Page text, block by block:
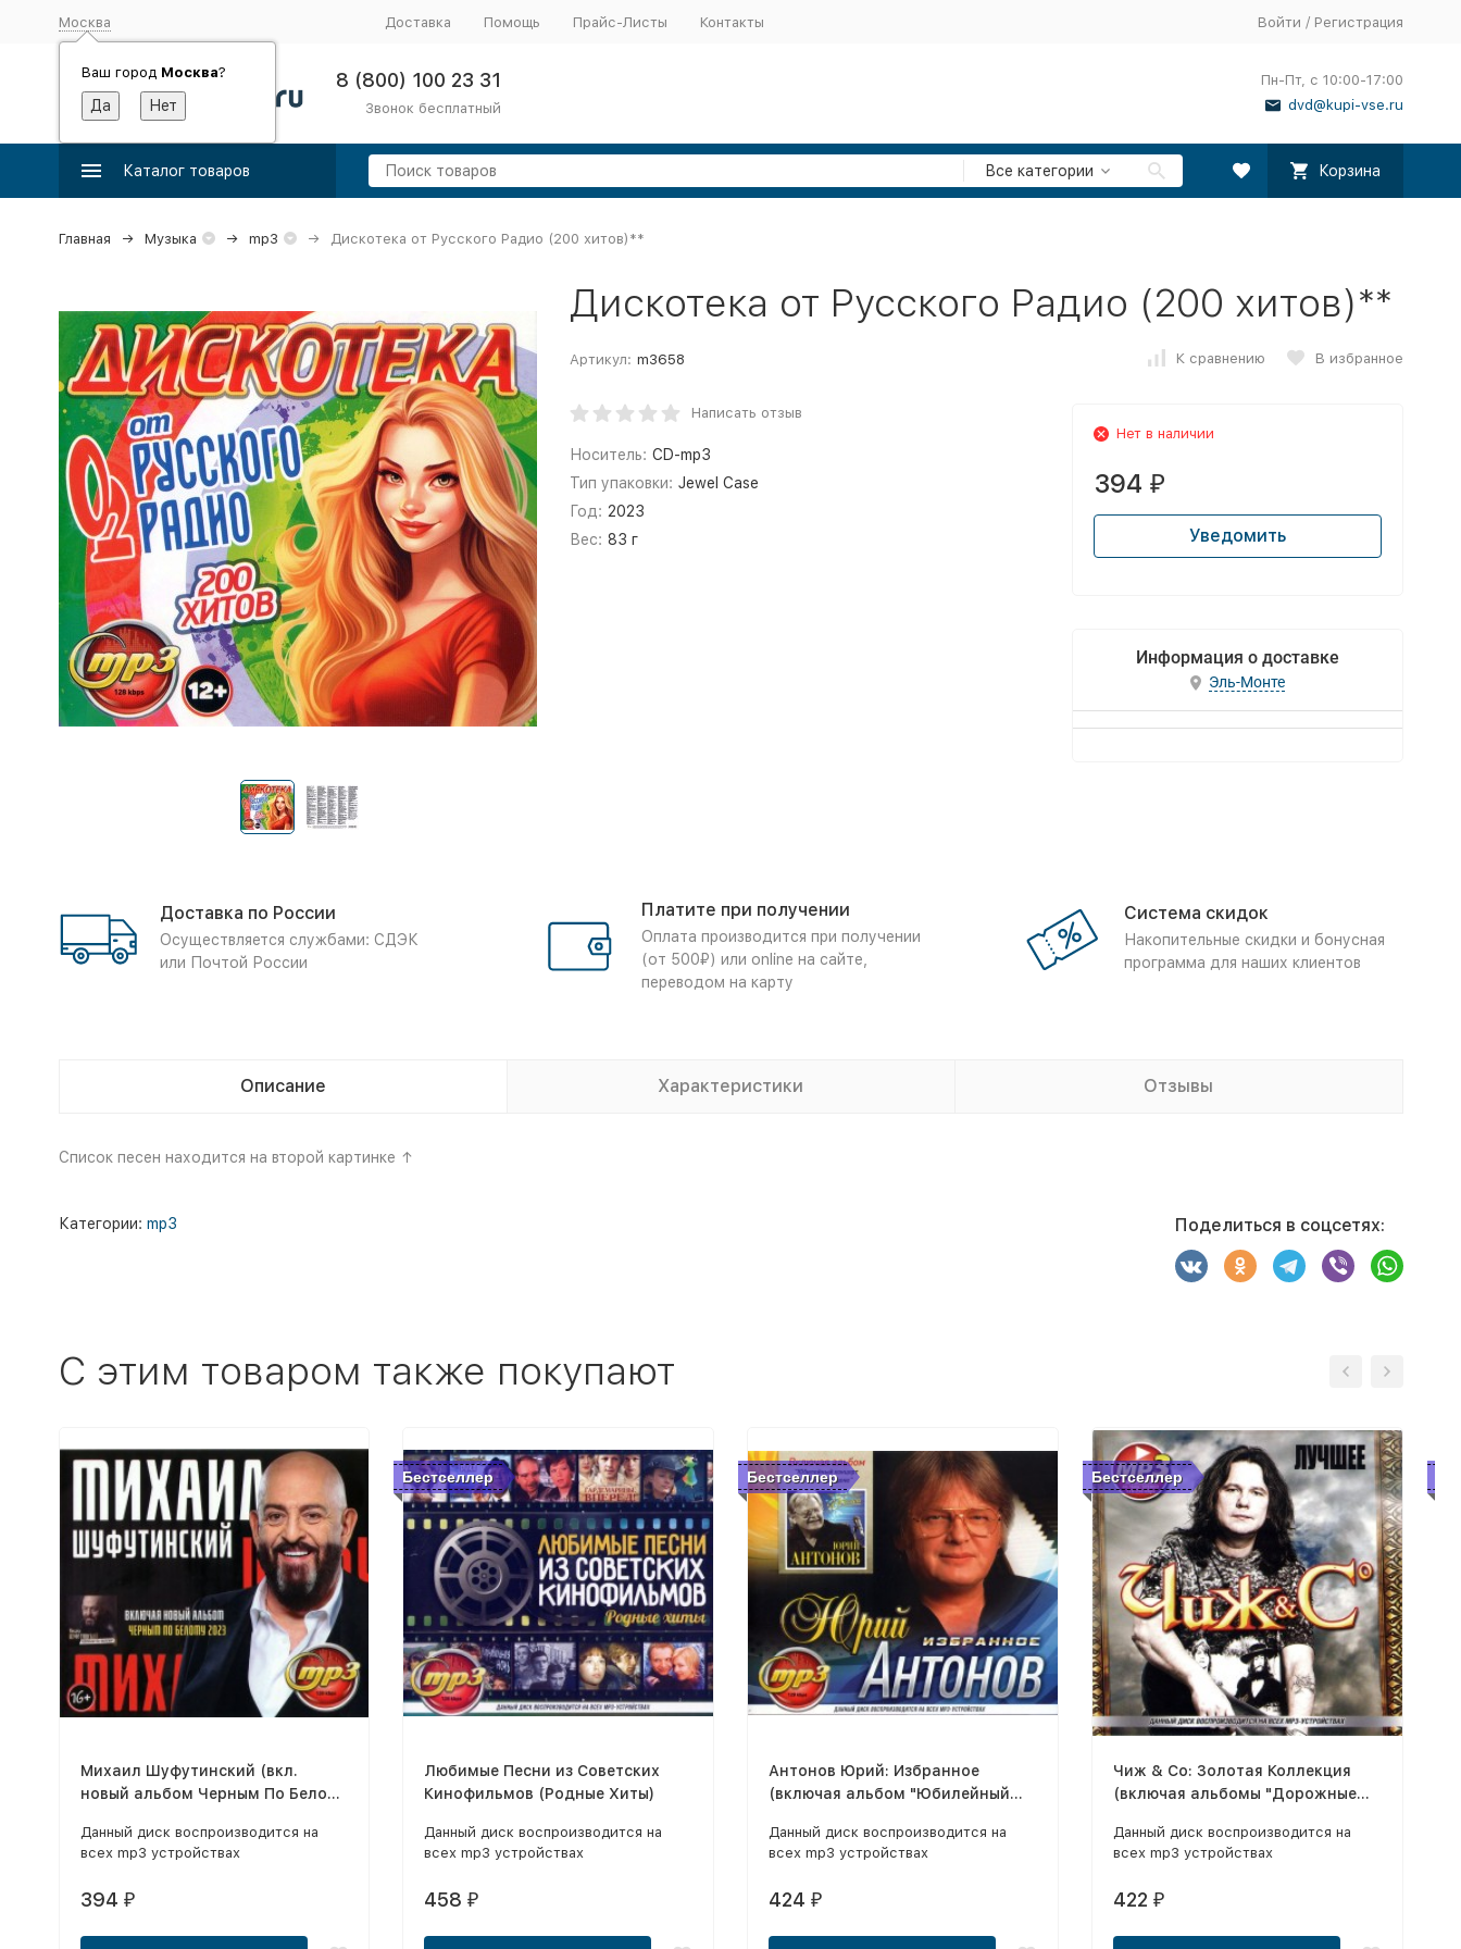
Москва
Ваш город Москва?
Доставка Помощь Прайс-Листы Контакты Войти / Регистрация
8 (800) 100 23 31
Звонок бесплатный
Пн-Пт, с 10:00-17:00
dvd@kupi-vse.ru
Каталог товаров Все категории Корзина
Главная Музыка mp3 Дискотека от Русского Радио (200 хитов)**
Дискотека от Русского Радио (200 хитов)**
Артикул: m3658 К сравнению В избранное
Написать отзыв
Носитель: CD-mp3
Тип упаковки: Jewel Case
Год: 2023
Вес: 83 г
Нет в наличии
394 ₽
Уведомить
Информация о доставке
Эль-Монте
Доставка по России
Осуществляется службами: СДЭК
или Почтой России
Платите при получении
Оплата производится при получении
(от 500₽) или online на сайте,
переводом на карту
Система скидок
Накопительные скидки и бонусная
программа для наших клиентов
Описание Характеристики Отзывы
Список песен находится на второй картинке ↑
Категории: mp3 Поделиться в соцсетях:
C этим товаром также покупают
Михаил Шуфутинский (вкл.
новый альбом Черным По Белому
Данный диск воспроизводится на
всех mp3 устройствах
394 ₽
Бестселлер
Любимые Песни из Советских
Кинофильмов (Родные Хиты)
Данный диск воспроизводится на
всех mp3 устройствах
458₽
Бестселлер
Антонов Юрий: Избранное
(включая альбом "Юбилейный
Данный диск воспроизводится на
всех mp3 устройствах
424 ₽
Бестселлер
Чиж & Co: Золотая Коллекция
(включая альбомы "Дорожные
Данный диск воспроизводится на
всех mp3 устройствах
422 ₽